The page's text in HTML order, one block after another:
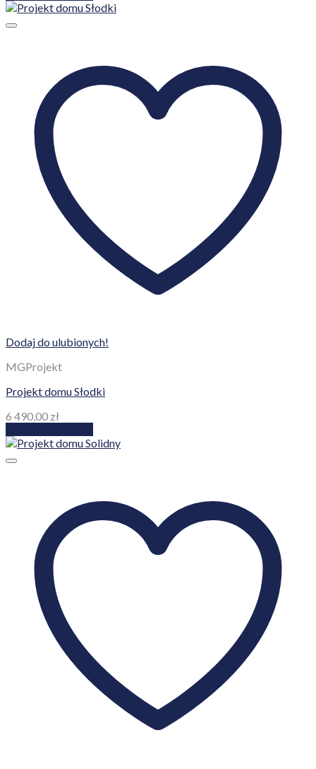
Dodaj do ulubionych!
MGProjekt
Projekt domu Słodki
6 490,00 zł